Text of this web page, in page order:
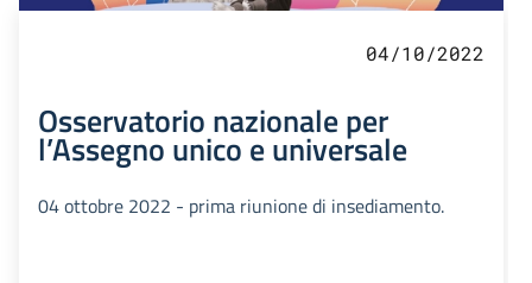
04/10/2022
Osservatorio nazionale per
l’Assegno unico e universale
04 ottobre 2022 - prima riunione di insediamento.